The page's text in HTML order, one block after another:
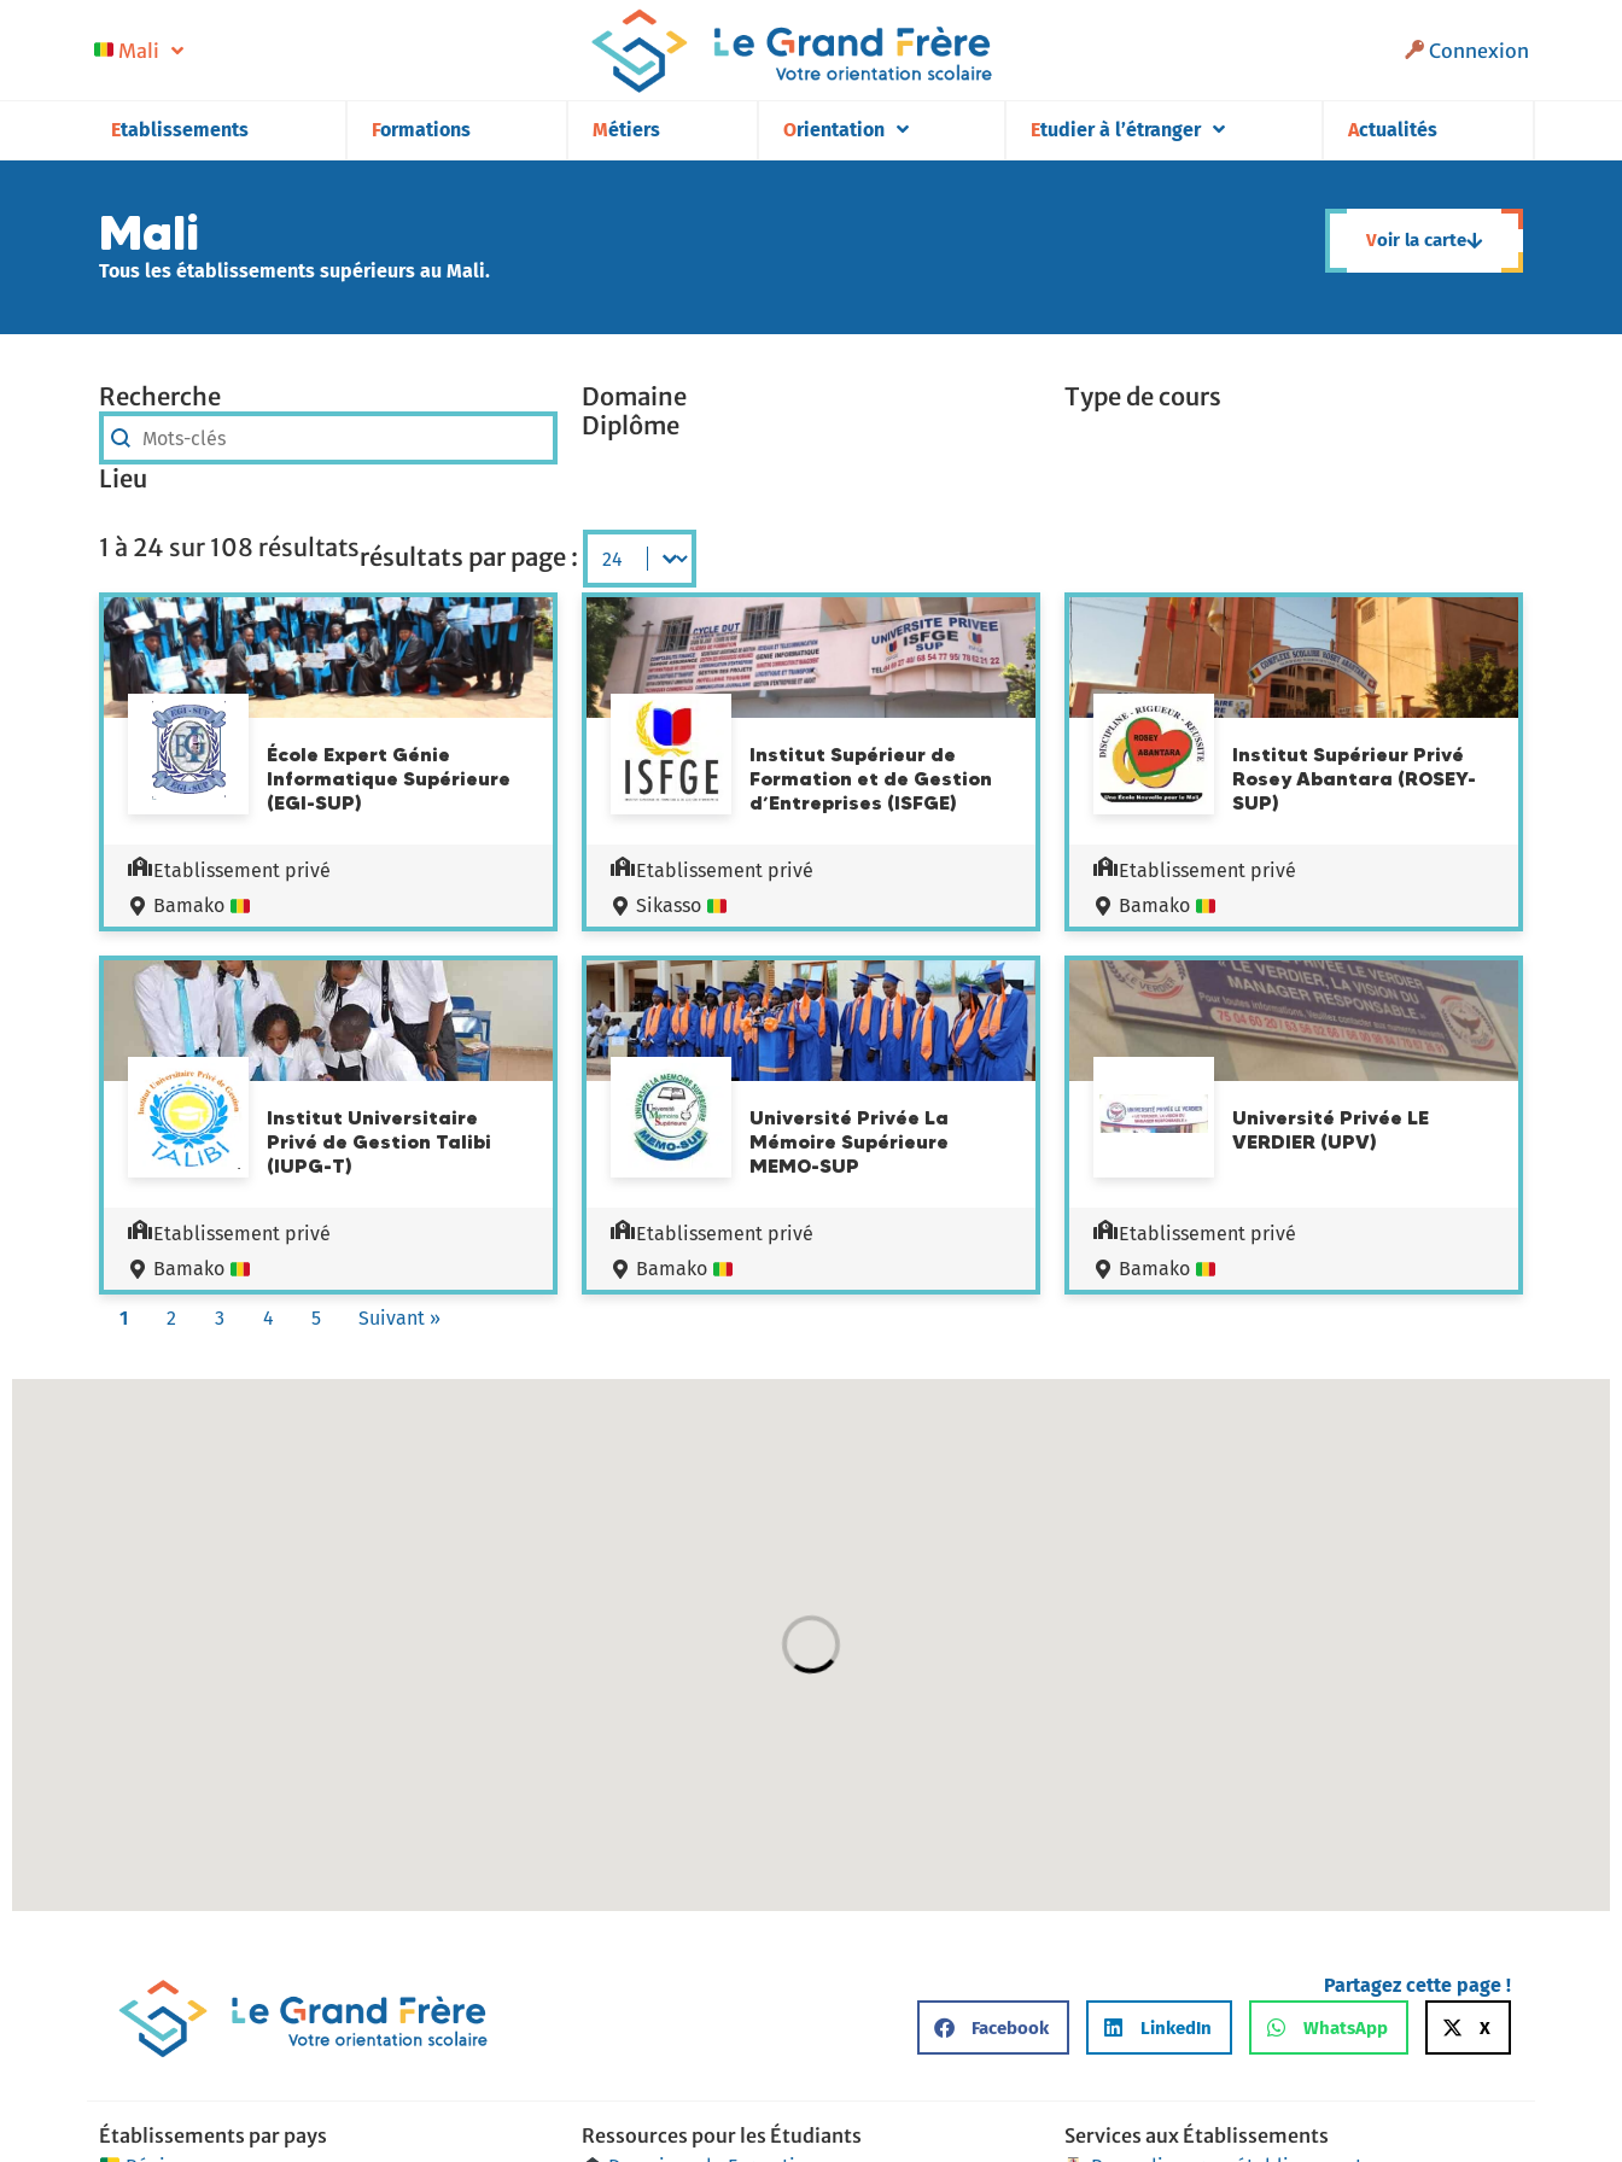
Mali Connexion
Etablissements Formations Métiers Orientation Etudier à l’étranger Actualités
Mali
Tous les établissements supérieurs au Mali.
Voir la carte
Recherche
Recherche
Recherche
Lieu
Domaine
Domaine
Diplôme
Type de cours
1 à 24 sur 108 résultatsrésultats par page :
résultats par page :
École Expert Génie
Informatique Supérieure
(EGI-SUP)
Etablissement privé
Bamako
Institut Supérieur de
Formation et de Gestion
d’Entreprises (ISFGE)
Etablissement privé
Sikasso
Institut Supérieur Privé
Rosey Abantara (ROSEY-
SUP)
Etablissement privé
Bamako
Institut Universitaire
Privé de Gestion Talibi
(IUPG-T)
Etablissement privé
Bamako
Université Privée La
Mémoire Supérieure
MEMO-SUP
Etablissement privé
Bamako
Université Privée LE
VERDIER (UPV)
Etablissement privé
Bamako
1 2 3 4 5 Suivant »
Partagez cette page !
Facebook LinkedIn WhatsApp X
Établissements par pays Ressources pour les Étudiants Services aux Établissements